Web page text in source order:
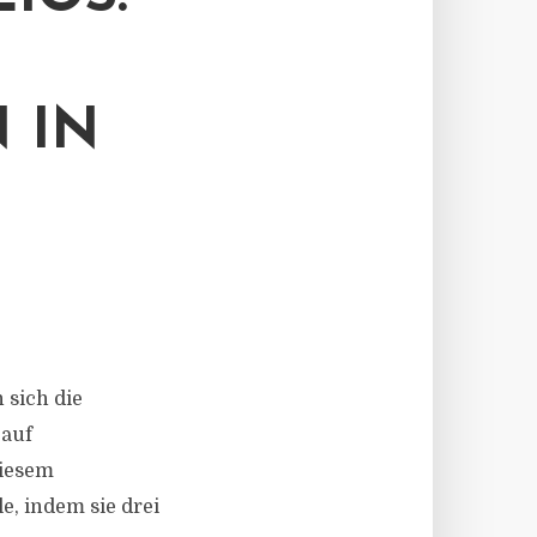
IN
sich die
indem sie drei